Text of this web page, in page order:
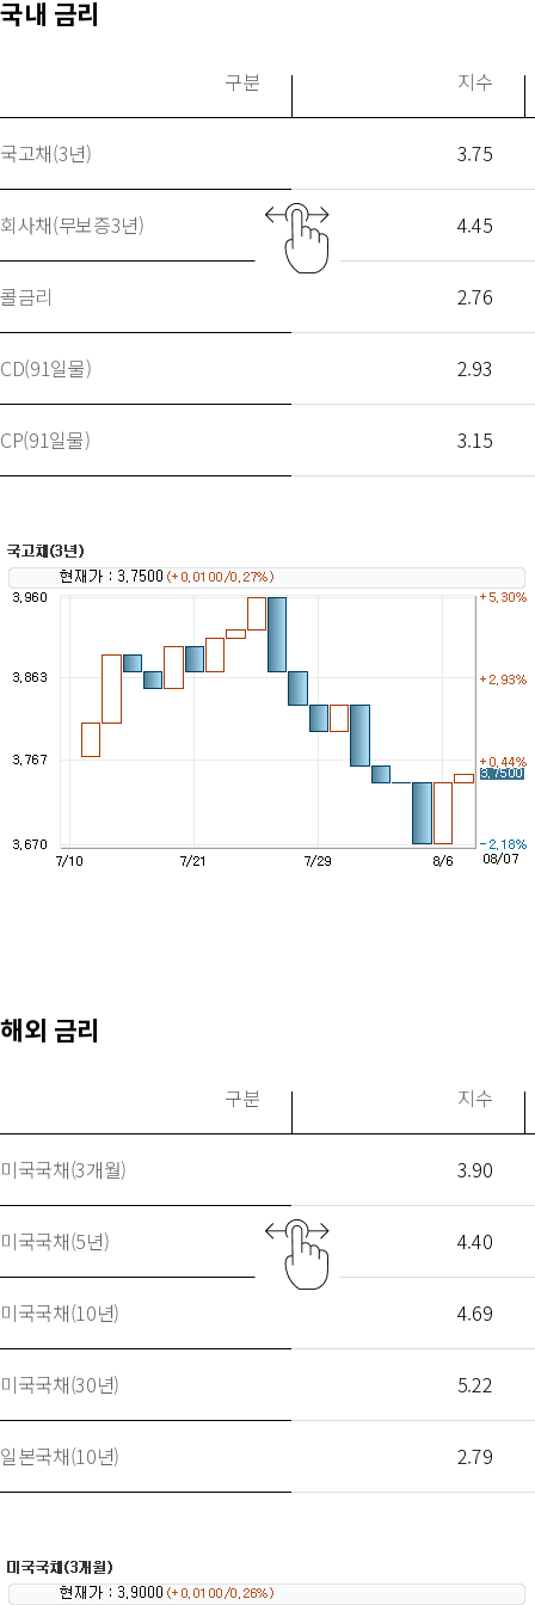
국내 금리
구분 지수
국고채(3년) 3.75
회사채(무보증3년) 4.45
콜금리 2.76
CD(91일물) 2.93
CP(91일물) 3.15
해외 금리
구분 지수
미국국채(3개월) 3.90
미국국채(5년) 4.40
미국국채(10년) 4.69
미국국채(30년) 5.22
일본국채(10년) 2.79